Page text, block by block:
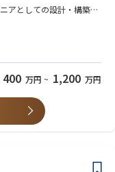
応支援
し始め、2027年量産化に
ど多岐に渡りますがスマ
必要不可欠な半導体。
めています。
合型ファウンドリサービ
アとしての設計・構築経
築を目指して自己研鑽し
識
のセキュリティに関する
400 万円 ~ 1,200 万円